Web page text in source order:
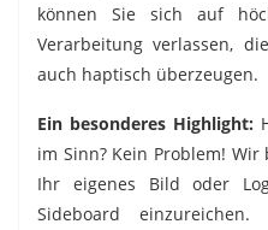
können Sie sich auf
Verarbeitung verlassen,
auch haptisch überzeugen.
Ein besonderes Highlight:
im Sinn? Kein Problem!
Ihr eigenes Bild oder
Sideboard